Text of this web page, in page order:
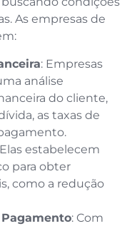
As empresas de
: Empresas
análise
do cliente,
as taxas de
estabelecem
para obter
como a redução
: Com